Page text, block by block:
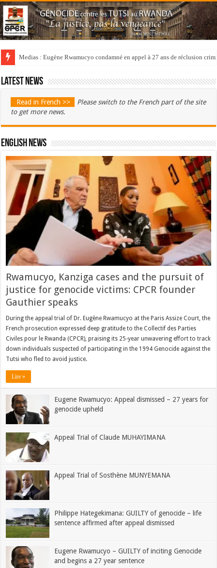
Medias : Eugène Rwamucyo condamné en appel à 27 ans de réclusion
Latest news
Read in French >>
Please switch to the French part of the site
to get more news.
English News
Rwamucyo, Kanziga cases and the pursuit of
justice for genocide victims: CPCR founder
Gauthier speaks
During the appeal trial of Dr. Eugène Rwamucyo at the Paris Assize Court, the
French prosecution expressed deep gratitude to the Collectif des Parties
Civiles pour le Rwanda (CPCR), praising its 25-year unwavering effort to track
down individuals suspected of participating in the 1994 Genocide against the
Tutsi who fled to avoid justice.
Lire »
Eugene Rwamucyo: Appeal dismissed – 27 years for
genocide upheld
Appeal Trial of Claude MUHAYIMANA
Appeal Trial of Sosthène MUNYEMANA
Philippe Hategekimana: GUILTY of genocide – life
sentence affirmed after appeal dismissed
Eugene Rwamucyo – GUILTY of inciting Genocide
and begins a 27 year sentence